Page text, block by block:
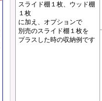
スライド棚１枚、ウッド棚
１枚
に加え、オプションで
別売のスライド棚１枚を
プラスした時の収納例です